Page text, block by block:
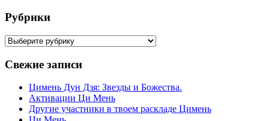
Рубрики
Рубрики
Свежие записи
Цимень Дун Дзя: Звезды и Божества.
Активации Ци Мень
Другие участники в твоем раскладе Цимень